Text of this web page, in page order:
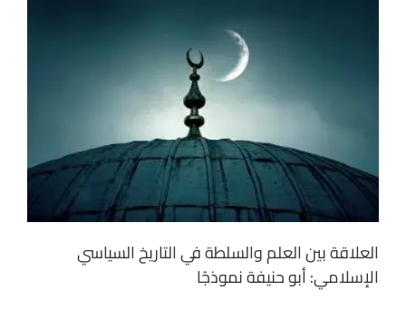
العلاقة بين العلم والسلطة في التاريخ السياسي
الإسلامي: أبو حنيفة نموذجًا